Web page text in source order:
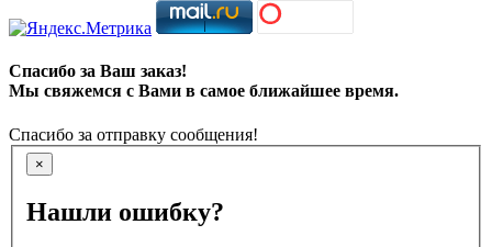
Спасибо за Ваш заказ!
Мы свяжемся с Вами в самое ближайшее время.
Спасибо за отправку сообщения!
×
Нашли ошибку?